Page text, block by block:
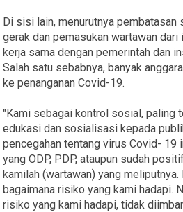
Di sisi lain, menurutnya pembatasan
gerak dan pemasukan wartawan dari
kerja sama dengan pemerintah dan
Salah satu sebabnya, banyak
ke penanganan Covid-19.
"Kami sebagai kontrol sosial, paling
edukasi dan sosialisasi kepada
pencegahan tentang virus Covid- 19
yang ODP, PDP, ataupun sudah
kamilah (wartawan) yang
bagaimana risiko yang kami hadapi.
risiko yang kami hadapi, tidak